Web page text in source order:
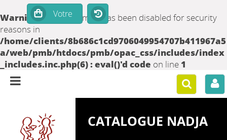
Warning: set_time_limit() has been disabled for security
reasons in
/home/clients/8b686c1cd9706049954707b411967a5
a/web/pmb/htdocs/pmb/opac_css/includes/index
_includes.inc.php(6) : eval()'d code on line 1
CATALOGUE NADJA